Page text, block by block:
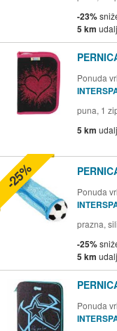
-23%
5 km
Ponuda
puna, 1
5 km
Ponuda
prazna,
-25%
5 km
-25%
Ponuda